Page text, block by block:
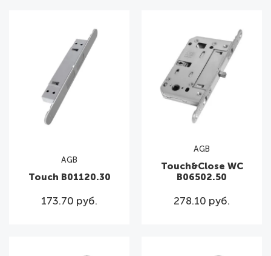
AGB
Touch B01120.30
173.70 руб.
AGB
Touch&Close WC
В06502.50
278.10 руб.